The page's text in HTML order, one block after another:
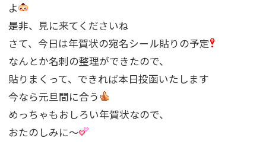
よ
是非、見に来てくださいね
さて、今日は年賀状の宛名シール貼りの予定
なんとか名刺の整理ができたので、
貼りまくって、できれば本日投函いたします
今なら元旦間に合う
めっちゃもおしろい年賀状なので、
おたのしみに〜